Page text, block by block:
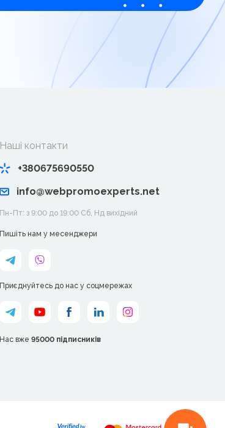
Наші контакти
+380675690550
info@webpromoexperts.net
Пн-Пт: з 9:00 до 19:00 Cб, Нд вихідний
Пишіть нам у месенджери
Приєднуйтесь до нас у соцмережах
Нас вже 95000 підписників